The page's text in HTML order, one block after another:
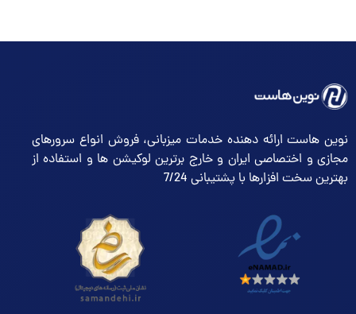
نوین هاست ارائه دهنده خدمات میزبانی، فروش انواع سرورهای
مجازی و اختصاصی ایران و خارج برترین لوکیشن ها و استفاده از
بهترین سخت افزارها با پشتیبانی 7/24